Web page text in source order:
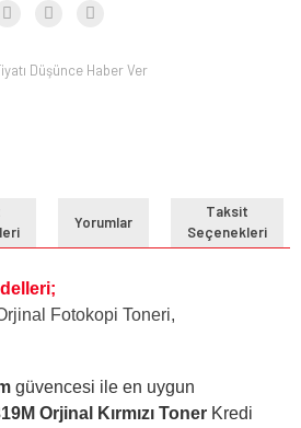
Düşünce Haber Ver
Yorumlar
Taksit
Seçenekleri
Fotokopi Toneri,
güvencesi ile en uygun
Orjinal Kırmızı Toner Kredi